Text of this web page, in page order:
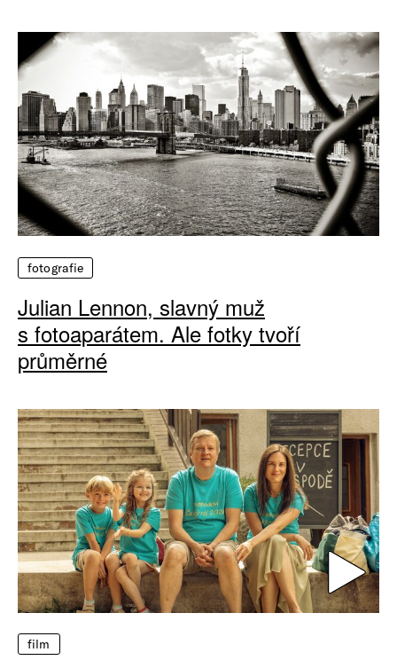
fotografie
Julian Lennon, slavný muž
s fotoaparátem. Ale fotky tvoří
průměrné
film